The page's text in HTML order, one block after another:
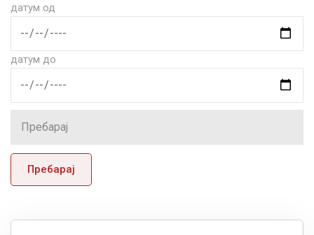
датум од
датум до
Пребарај